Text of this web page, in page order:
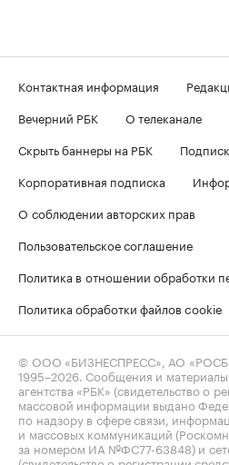
Контактная информация
Вечерний РБК
О телеканале
Скрыть баннеры на РБК
Корпоративная подписка
О соблюдении авторских прав
Пользовательское соглашение
Политика в отношении обработки
Политика обработки файлов cookie
© ООО «БИЗНЕСПРЕСС», АО
1995–2026 . Сообщения и
агентства «РБК» (свидетельство о
массовой информации выдано
по надзору в сфере связи,
и массовых коммуникаций
за номером ИА №ФС77-63848) и